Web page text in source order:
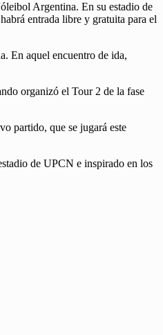
Argentina. En su estadio de
entrada libre y gratuita para el
En aquel encuentro de ida,
organizó el Tour 2 de la fase
partido, que se jugará este
de UPCN e inspirado en los